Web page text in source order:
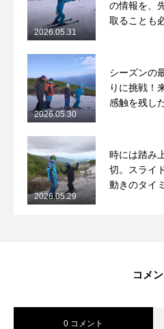
の情報を、
取ることも
2026.05.31
シーズンの
りに挑戦！
感触を残し
2026.05.30
時には踏み
切。スライ
動きのタイ
2026.05.29
コメン
0 コメント